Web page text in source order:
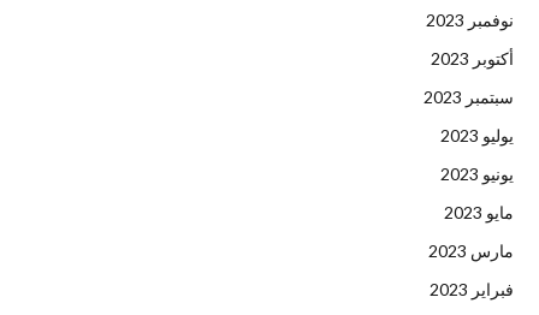
نوفمبر 2023
أكتوبر 2023
سبتمبر 2023
يوليو 2023
يونيو 2023
مايو 2023
مارس 2023
فبراير 2023